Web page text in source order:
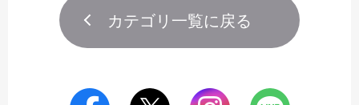
カテゴリ一覧に戻る